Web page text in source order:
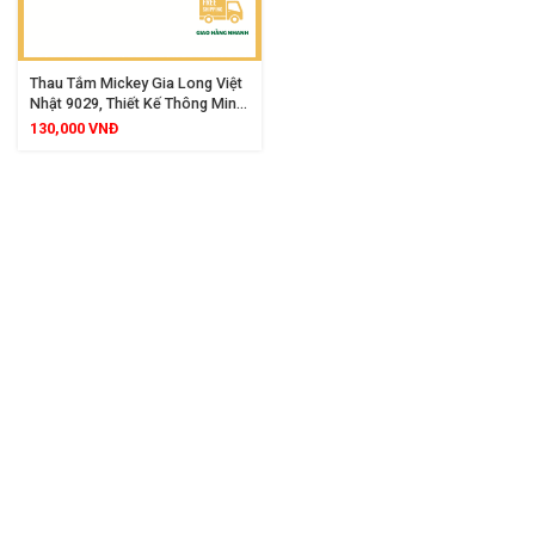
Thau Tắm Mickey Gia Long Việt
Nhật 9029, Thiết Kế Thông Minh,
An Toàn Cho Bé Yêu
130,000 VNĐ